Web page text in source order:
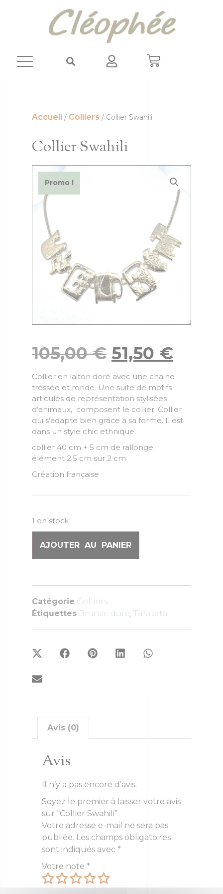
Accueil / Colliers / Collier Swahili
Collier Swahili
Promo !
105,00€ 51,50 €
Collier en laiton doré avec une chaine
tressée et ronde. Une suite de motifs
articulés de représentation stylisées
d’animaux, composent le collier. Collier
qui s’adapte bien grâce à sa forme. Il est
dans un style chic ethnique.
collier 40 cm + 5 cm de rallonge
élément 2.5 cm sur 2 cm
Création française
1 en stock
AJOUTER AU PANIER
Catégorie Colliers
Étiquettes Bronze doré, Taratata
Avis (0)
Avis
Il n’y a pas encore d’avis.
Soyez le premier à laisser votre avis
sur “Collier Swahili”
Votre adresse e-mail ne sera pas
publiée. Les champs obligatoires
sont indiqués avec *
Votre note *